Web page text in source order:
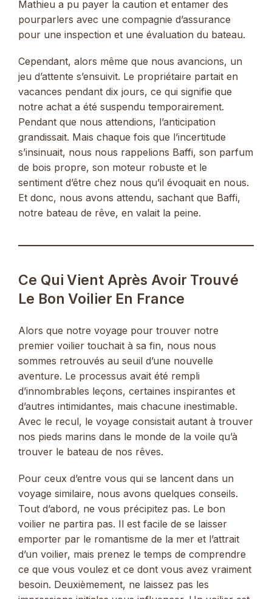
Mathieu a pu payer la caution et entamer des
pourparlers avec une compagnie d’assurance
pour une inspection et une évaluation du bateau.
Cependant, alors même que nous avancions, un
jeu d’attente s’ensuivit. Le propriétaire partait en
vacances pendant dix jours, ce qui signifie que
notre achat a été suspendu temporairement.
Pendant que nous attendions, l’anticipation
grandissait. Mais chaque fois que l’incertitude
s’insinuait, nous nous rappelions Baffi, son parfum
de bois propre, son moteur robuste et le
sentiment d’être chez nous qu’il évoquait en nous.
Et donc, nous avons attendu, sachant que Baffi,
notre bateau de rêve, en valait la peine.
Ce Qui Vient Après Avoir Trouvé
Le Bon Voilier En France
Alors que notre voyage pour trouver notre
premier voilier touchait à sa fin, nous nous
sommes retrouvés au seuil d’une nouvelle
aventure. Le processus avait été rempli
d’innombrables leçons, certaines inspirantes et
d’autres intimidantes, mais chacune inestimable.
Avec le recul, le voyage consistait autant à trouver
nos pieds marins dans le monde de la voile qu’à
trouver le bateau de nos rêves.
Pour ceux d’entre vous qui se lancent dans un
voyage similaire, nous avons quelques conseils.
Tout d’abord, ne vous précipitez pas. Le bon
voilier ne partira pas. Il est facile de se laisser
emporter par le romantisme de la mer et l’attrait
d’un voilier, mais prenez le temps de comprendre
ce que vous voulez et ce dont vous avez vraiment
besoin. Deuxièmement, ne laissez pas les